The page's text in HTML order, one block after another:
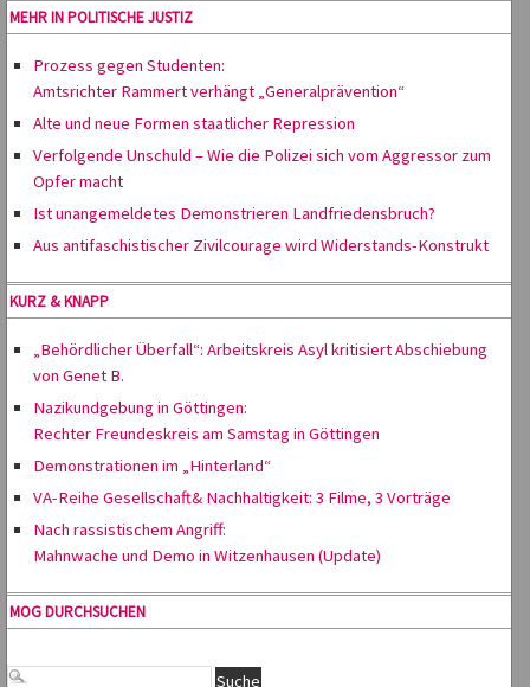
MEHR IN POLITISCHE JUSTIZ
Prozess gegen Studenten:
Amtsrichter Rammert verhängt „Generalprävention“
Alte und neue Formen staatlicher Repression
Verfolgende Unschuld – Wie die Polizei sich vom Aggressor zum
Opfer macht
Ist unangemeldetes Demonstrieren Landfriedensbruch?
Aus antifaschistischer Zivilcourage wird Widerstands-Konstrukt
KURZ & KNAPP
„Behördlicher Überfall“: Arbeitskreis Asyl kritisiert Abschiebung
von Genet B.
Nazikundgebung in Göttingen:
Rechter Freundeskreis am Samstag in Göttingen
Demonstrationen im „Hinterland“
VA-Reihe Gesellschaft& Nachhaltigkeit: 3 Filme, 3 Vorträge
Nach rassistischem Angriff:
Mahnwache und Demo in Witzenhausen (Update)
MOG DURCHSUCHEN